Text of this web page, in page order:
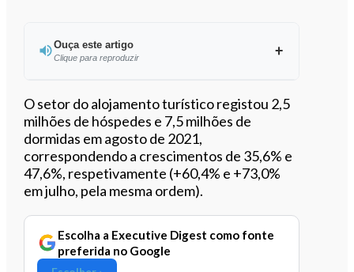
Ouça este artigo
Clique para reproduzir
Ouvir este artigo
O setor do alojamento turístico registou 2,5
milhões de hóspedes e 7,5 milhões de
dormidas em agosto de 2021,
correspondendo a crescimentos de 35,6% e
47,6%, respetivamente (+60,4% e +73,0%
em julho, pela mesma ordem).
Escolha a Executive Digest como fonte
preferida no Google